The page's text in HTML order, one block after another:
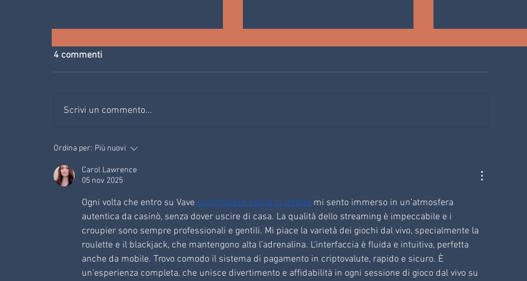
IL TIBET INCONTRA LA VAL DI
FIEMME: RETREAT DI
„KNITTING“ (LAVORO A
MAGLIA) 11.06 - 15.06.2023
Forest Bathing
4 commenti
Scrivi un commento...
Ordina per: Più nuovi
Carol Lawrence
05 nov 2025
Ogni volta che entro su Vave scommesse calcio in diretta mi sento immerso in un’atmosfera
autentica da casinò, senza dover uscire di casa. La qualità dello streaming è impeccabile e i
croupier sono sempre professionali e gentili. Mi piace la varietà dei giochi dal vivo, specialmente la
roulette e il blackjack, che mantengono alta l’adrenalina. L’interfaccia è fluida e intuitiva, perfetta
anche da mobile. Trovo comodo il sistema di pagamento in criptovalute, rapido e sicuro. È
un’esperienza completa, che unisce divertimento e affidabilità in ogni sessione di gioco dal vivo su